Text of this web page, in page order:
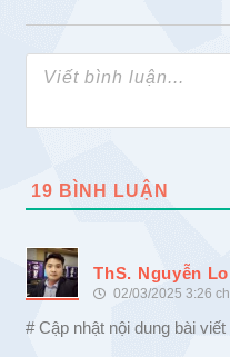
19 BÌNH LUẬN
ThS. Nguyễn
02/03/2025 3:26
# Cập nhật nội dung bài